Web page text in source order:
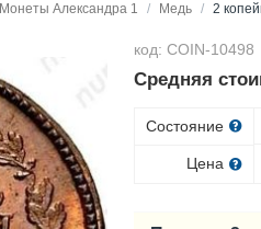
Монеты Александра 1 / Медь / 2
код: COIN-10498
Средняя
Состояние
Цена